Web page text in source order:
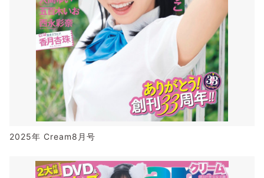
2025年 Cream8月号